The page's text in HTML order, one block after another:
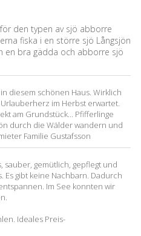
den typen av sjö abborre
fiska i en större sjö Långsjön
en bra gädda och abborre sjö
diesem schönen Haus. Wirklich
im Herbst erwartet.
am Grundstück... Pfifferlinge
durch die Wälder wandern und
Familie Gustafsson
sauber, gemütlich, gepflegt und
Es gibt keine Nachbarn. Dadurch
Im See konnten wir
Ideales Preis-